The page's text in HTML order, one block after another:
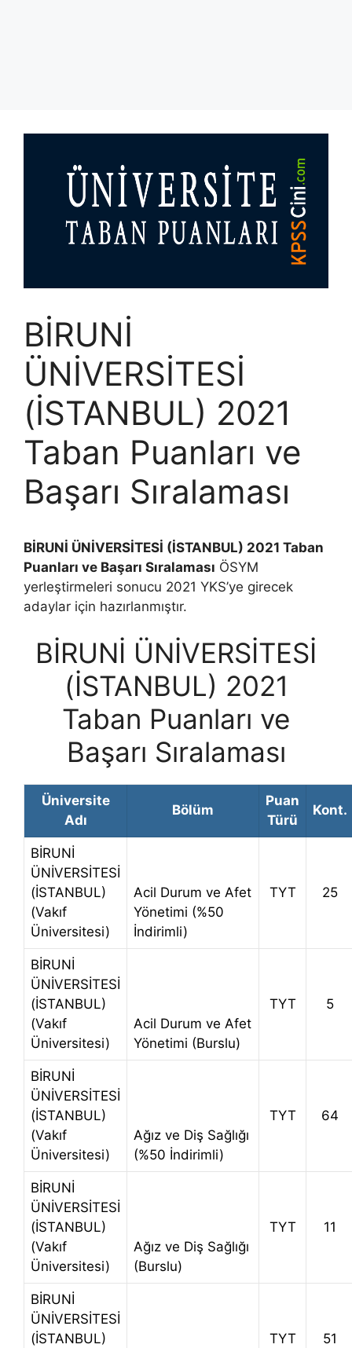
BİRUNİ
ÜNİVERSİTESİ
(İSTANBUL) 2021
Taban Puanları ve
Başarı Sıralaması
BİRUNİ ÜNİVERSİTESİ (İSTANBUL) 2021 Taban
Puanları ve Başarı Sıralaması ÖSYM
yerleştirmeleri sonucu 2021 YKS’ye girecek
adaylar için hazırlanmıştır.
BİRUNİ ÜNİVERSİTESİ
(İSTANBUL) 2021
Taban Puanları ve
Başarı Sıralaması
Üniversite
Adı
Bölüm
Puan
Türü
Kont.
BİRUNİ
ÜNİVERSİTESİ
(İSTANBUL)
(Vakıf
Üniversitesi)
Acil Durum ve Afet
Yönetimi (%50
İndirimli)
TYT 25
BİRUNİ
ÜNİVERSİTESİ
(İSTANBUL)
(Vakıf
Üniversitesi)
Acil Durum ve Afet
Yönetimi (Burslu)
TYT 5
BİRUNİ
ÜNİVERSİTESİ
(İSTANBUL)
(Vakıf
Üniversitesi)
Ağız ve Diş Sağlığı
(%50 İndirimli)
TYT 64
BİRUNİ
ÜNİVERSİTESİ
(İSTANBUL)
(Vakıf
Üniversitesi)
Ağız ve Diş Sağlığı
(Burslu)
TYT 11
BİRUNİ
ÜNİVERSİTESİ
(İSTANBUL)
TYT 51